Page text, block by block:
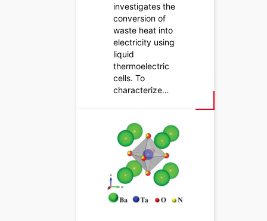
investigates the
conversion of
waste heat into
electricity using
liquid
thermoelectric
cells. To
characterize…